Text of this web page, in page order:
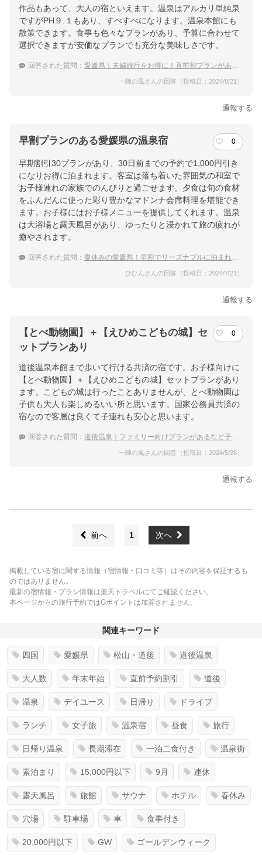
作品もあって、大人の宿といえます。温泉はアルカリ単純泉
ですがPH９.１もあり、すべすべになります。温泉本館にも
散策できます。食事も色々なプランがあり、予算に合わせて
選択できますが安価なプランでも充分な美味しさです。
回答された質問： 愛媛県｜夫婦旅行をお得に！直前割プランがある宿のおすすめは？
一陣の風さんの回答（投稿日：2024/8/21）
通報する
早割プランのある愛媛県の温泉宿 0
早期割引30プランがあり、30日前までの予約で1,000円引き
になりお得に泊まれます。客室は落ち着いた雰囲気の和室で
お子様連れの家族でのんびりと過ごせます。夕食は旬の食材
をふんだんに使った彩り豊かなマドンナ会席料理を堪能でき
ます。お子様にはお子様メニューを提供してくれます。温泉
は大浴場と露天風呂があり、ゆったりと浸かれて旅の疲れが
癒やされます。
回答された質問： 夏休みの愛媛県！早割でリーズナブルに泊まれる宿のおすすめは？
ひひんさんの回答（投稿日：2024/7/21）
通報する
【とべ動物園】＋【えひめこどもの城】セ
ットプランあり
0
道後温泉本館まで歩いて行ける共済の宿です。お子様向けに
【とべ動物園】＋【えひめこどもの城】セットプランがあり
ます。こどもの城は行ったことありませんが、とべ動物園は
子供も大人も楽しめるいい所と思います。国家公務員共済の
宿なので客層は良くて子連れも安心と思います。
回答された質問： 道後温泉｜ファミリー向けプランがあるなど子連れにやさしい宿のおすすめは？
一陣の風さんの回答（投稿日：2024/5/28）
通報する
前へ 1 次へ
掲載している宿に関する情報（宿情報・口コミ等）はその内容を保証するも
のではありません。
最新の宿情報・プラン情報は楽天トラベルにてご確認ください。
本ページからの旅行予約ではGポイントは加算されません。
関連キーワード
四国 愛媛県 松山・道後 道後温泉
大人数 年末年始 直前予約割引 道後
温泉 デイユース 日帰り ドライブ
ランチ 女子旅 温泉宿 昼食 旅行
日帰り温泉 長期滞在 一泊二食付き 温泉街
素泊まり 15,000円以下 9月 連休
露天風呂 旅館 サウナ ホテル 春休み
穴場 駐車場 車 食事付き
20,000円以下 GW ゴールデンウィーク